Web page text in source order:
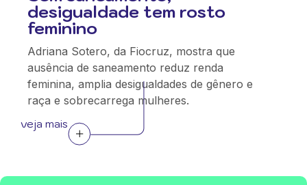
desigualdade tem rosto
feminino
Adriana Sotero, da Fiocruz, mostra que
ausência de saneamento reduz renda
feminina, amplia desigualdades de gênero e
raça e sobrecarrega mulheres.
veja mais